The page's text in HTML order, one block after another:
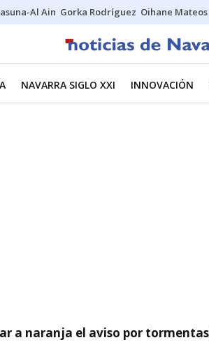
Al Ain Gorka Rodríguez Oihane Mateos
NAVARRA SIGLO XXI INNOVACIÓN
a naranja el aviso por